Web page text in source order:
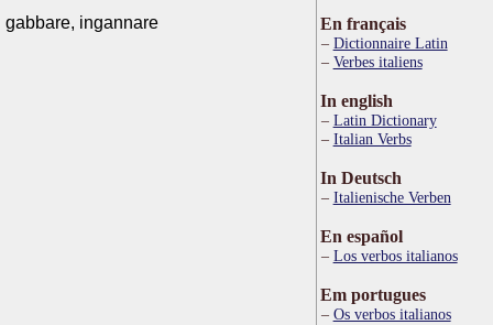
gabbare, ingannare En français
Dictionnaire Latin
Verbes italiens
In english
Latin Dictionary
Italian Verbs
In Deutsch
Italienische Verben
En español
Los verbos italianos
Em portugues
Os verbos italianos